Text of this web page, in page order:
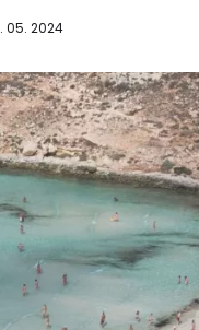
05. 2024